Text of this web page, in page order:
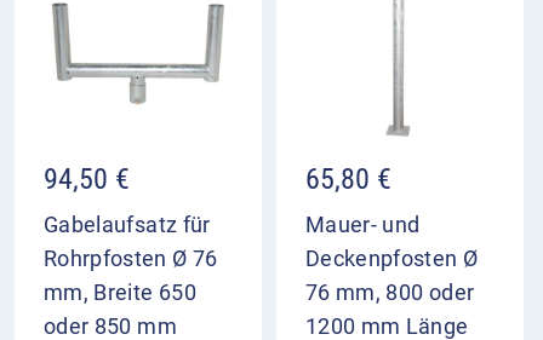
94,50 €
Gabelaufsatz für
Rohrpfosten Ø 76
mm, Breite 650
oder 850 mm
65,80 €
Mauer- und
Deckenpfosten Ø
76 mm, 800 oder
1200 mm Länge